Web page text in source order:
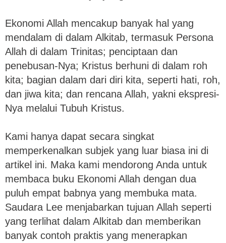
Ekonomi Allah mencakup banyak hal yang
mendalam di dalam Alkitab, termasuk Persona
Allah di dalam Trinitas; penciptaan dan
penebusan-Nya; Kristus berhuni di dalam roh
kita; bagian dalam dari diri kita, seperti hati, roh,
dan jiwa kita; dan rencana Allah, yakni ekspresi-
Nya melalui Tubuh Kristus.
Kami hanya dapat secara singkat
memperkenalkan subjek yang luar biasa ini di
artikel ini. Maka kami mendorong Anda untuk
membaca buku Ekonomi Allah dengan dua
puluh empat babnya yang membuka mata.
Saudara Lee menjabarkan tujuan Allah seperti
yang terlihat dalam Alkitab dan memberikan
banyak contoh praktis yang menerapkan